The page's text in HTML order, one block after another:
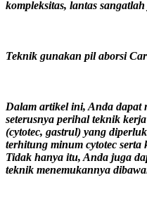
kompleksitas, lantas
Teknik gunakan pil aborsi
Dalam artikel ini, Anda dapat
seterusnya perihal teknik
(cytotec, gastrul) yang
terhitung minum cytotec serta
Tidak hanya itu, Anda juga
teknik menemukannya